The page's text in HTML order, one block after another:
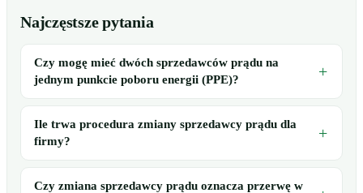
Najczęstsze pytania
Czy mogę mieć dwóch sprzedawców prądu na
jednym punkcie poboru energii (PPE)?
Ile trwa procedura zmiany sprzedawcy prądu dla
firmy?
Czy zmiana sprzedawcy prądu oznacza przerwę w